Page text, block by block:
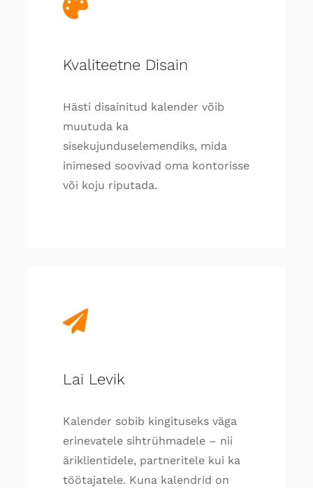
Kvaliteetne Disain
Hästi disainitud kalender võib
muutuda ka
sisekujunduselemendiks, mida
inimesed soovivad oma kontorisse
või koju riputada.
Lai Levik
Kalender sobib kingituseks väga
erinevatele sihtrühmadele – nii
äriklientidele, partneritele kui ka
töötajatele. Kuna kalendrid on